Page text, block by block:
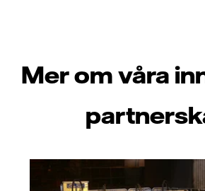
Mer om våra